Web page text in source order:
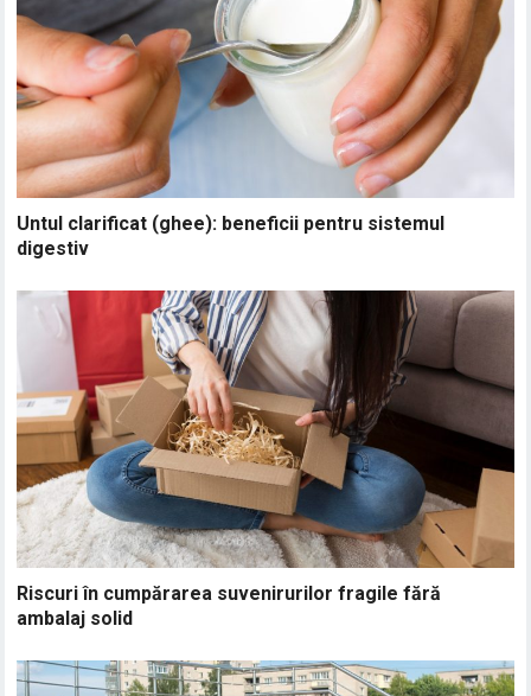
Untul clarificat (ghee): beneficii pentru sistemul
digestiv
Riscuri în cumpărarea suvenirurilor fragile fără
ambalaj solid